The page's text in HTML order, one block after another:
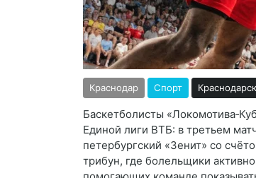
Краснодар Спорт
Баскетболисты
Единой лиги ВТБ: в третьем
петербургский «Зенит» со
трибун, где болельщики